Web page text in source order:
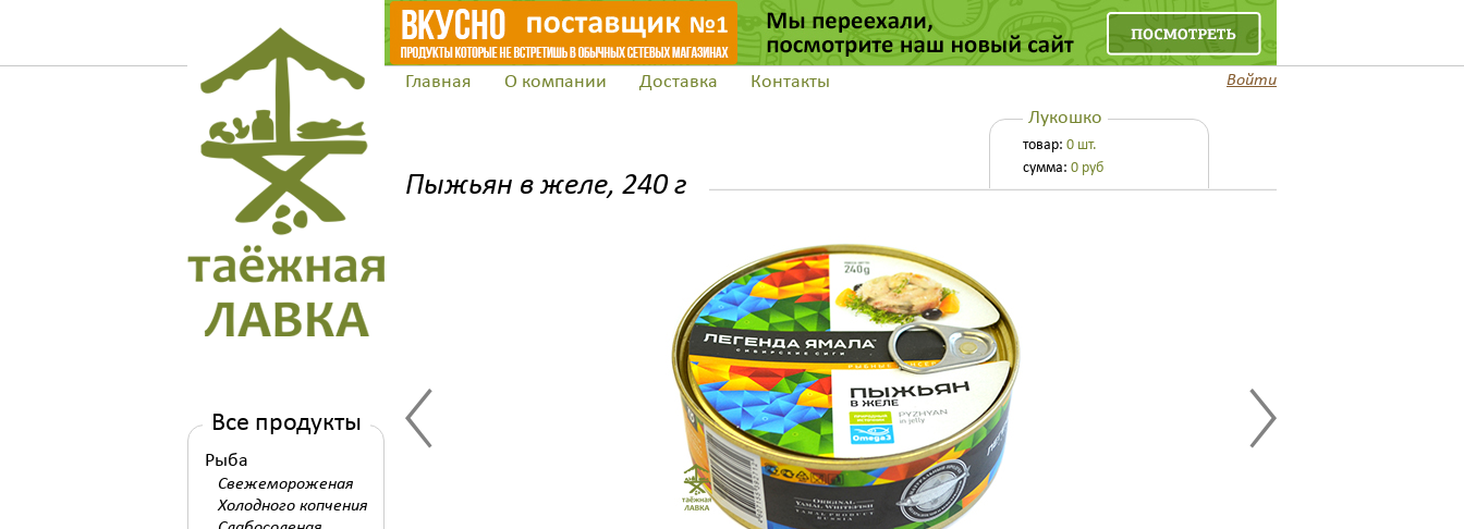
Все продукты
Рыба
Свежемороженая
Холодного копчения
Главная О компании Доставка Контакты Войти
Лукошко
товар: 0 шт.
сумма: 0 руб
Пыжьян в желе, 240 г